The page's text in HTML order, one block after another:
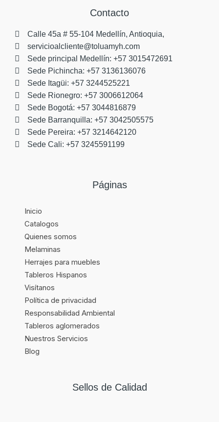
Contacto
Calle 45a # 55-104 Medellín, Antioquia,
servicioalcliente@toluamyh.com
Sede principal Medellín: +57 3015472691
Sede Pichincha: +57 3136136076
Sede Itagüi: +57 3244525221
Sede Rionegro: +57 3006612064
Sede Bogotá: +57 3044816879
Sede Barranquilla: +57 3042505575
Sede Pereira: +57 3214642120
Sede Cali: +57 3245591199
Páginas
Inicio
Catalogos
Quienes somos
Melaminas
Herrajes para muebles
Tableros Hispanos
Visítanos
Política de privacidad
Responsabilidad Ambiental
Tableros aglomerados
Nuestros Servicios
Blog
Sellos de Calidad